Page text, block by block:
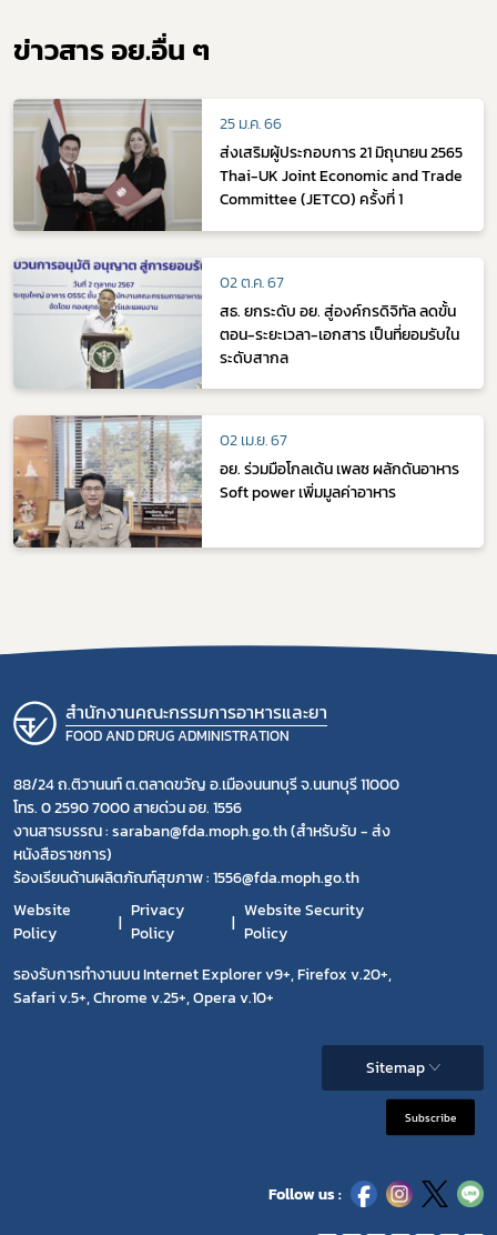
ข่าวสาร อย.อื่น ๆ
25 ม.ค. 66
ส่งเสริมผู้ประกอบการ 21 มิถุนายน 2565
Thai-UK Joint Economic and Trade
Committee (JETCO) ครั้งที่ 1
02 ต.ค. 67
สธ. ยกระดับ อย. สู่องค์กรดิจิทัล ลดขั้น
ตอน-ระยะเวลา-เอกสาร เป็นที่ยอมรับใน
ระดับสากล
02 เม.ย. 67
อย. ร่วมมือโกลเด้น เพลซ ผลักดันอาหาร
Soft power เพิ่มมูลค่าอาหาร
สำนักงานคณะกรรมการอาหารและยา
FOOD AND DRUG ADMINISTRATION
88/24 ถ.ติวานนท์ ต.ตลาดขวัญ อ.เมืองนนทบุรี จ.นนทบุรี 11000
โทร. 0 2590 7000 สายด่วน อย. 1556
งานสารบรรณ : saraban@fda.moph.go.th (สำหรับรับ - ส่ง
หนังสือราชการ)
ร้องเรียนด้านผลิตภัณฑ์สุขภาพ : 1556@fda.moph.go.th
Website
Policy
Privacy
Policy
Website Security
Policy
รองรับการทำงานบน Internet Explorer v9+, Firefox v.20+,
Safari v.5+, Chrome v.25+, Opera v.10+
Sitemap
Subscribe
Follow us :